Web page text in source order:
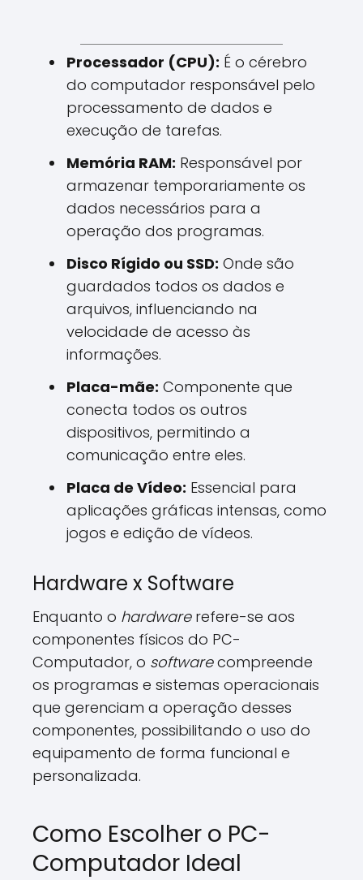
Processador (CPU): É o cérebro
do computador responsável pelo
processamento de dados e
execução de tarefas.
Memória RAM: Responsável por
armazenar temporariamente os
dados necessários para a
operação dos programas.
Disco Rígido ou SSD: Onde são
guardados todos os dados e
arquivos, influenciando na
velocidade de acesso às
informações.
Placa-mãe: Componente que
conecta todos os outros
dispositivos, permitindo a
comunicação entre eles.
Placa de Vídeo: Essencial para
aplicações gráficas intensas, como
jogos e edição de vídeos.
Hardware x Software
Enquanto o hardwarerefere-se aos
componentes físicos do PC-
Computador, o softwarecompreende
os programas e sistemas operacionais
que gerenciam a operação desses
componentes, possibilitando o uso do
equipamento de forma funcional e
personalizada.
Como Escolher o PC-
Computador Ideal